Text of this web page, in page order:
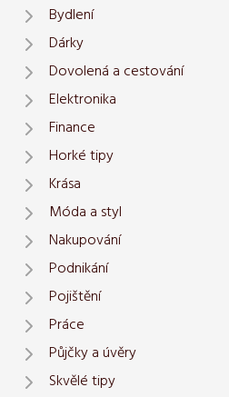
Bydlení
Dárky
Dovolená a cestování
Elektronika
Finance
Horké tipy
Krása
Móda a styl
Nakupování
Podnikání
Pojištění
Práce
Půjčky a úvěry
Skvělé tipy